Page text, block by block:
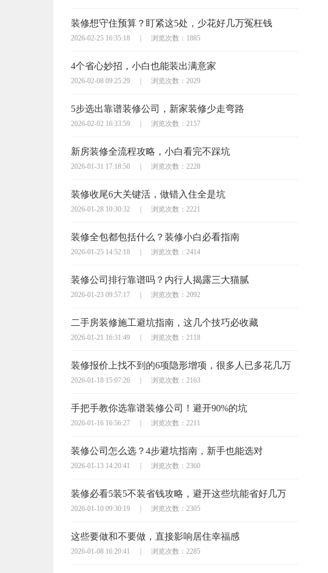
装修想守住预算？盯紧这5处，少花好几万冤枉钱
2026-02-25 16:35:18 | 浏览次数：1885
4个省心妙招，小白也能装出满意家
2026-02-08 09:25:29 | 浏览次数：2029
5步选出靠谱装修公司，新家装修少走弯路
2026-02-02 16:33:59 | 浏览次数：2157
新房装修全流程攻略，小白看完不踩坑
2026-01-31 17:18:50 | 浏览次数：2228
装修收尾6大关键活，做错入住全是坑
2026-01-28 10:30:32 | 浏览次数：2221
装修全包都包括什么？装修小白必看指南
2026-01-25 14:52:18 | 浏览次数：2414
装修公司排行靠谱吗？内行人揭露三大猫腻
2026-01-23 09:57:17 | 浏览次数：2092
二手房装修施工避坑指南，这几个技巧必收藏
2026-01-21 16:31:49 | 浏览次数：2118
装修报价上找不到的6项隐形增项，很多人已多花几万
2026-01-18 15:07:26 | 浏览次数：2163
手把手教你选靠谱装修公司！避开90%的坑
2026-01-16 16:56:27 | 浏览次数：2211
装修公司怎么选？4步避坑指南，新手也能选对
2026-01-13 14:20:41 | 浏览次数：2360
装修必看5装5不装省钱攻略，避开这些坑能省好几万
2026-01-10 09:30:19 | 浏览次数：2305
这些要做和不要做，直接影响居住幸福感
2026-01-08 16:20:41 | 浏览次数：2285